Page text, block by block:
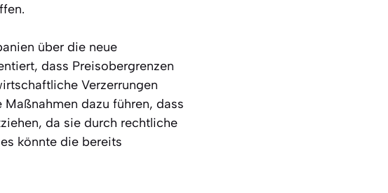
über die neue
dass Preisobergrenzen
Verzerrungen
dazu führen, dass
da sie durch rechtliche
könnte die bereits